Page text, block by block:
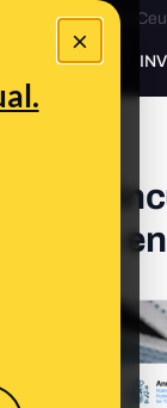
×
Ceuta•Bulos
PREBUNKING